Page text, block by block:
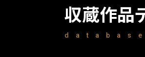
収蔵作品
database